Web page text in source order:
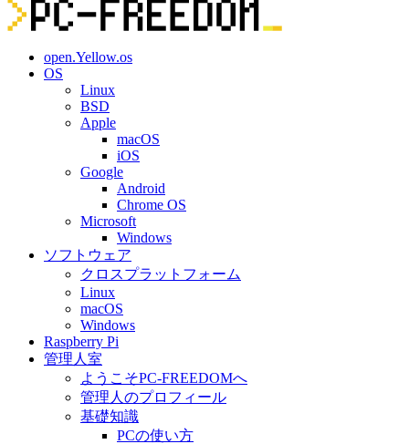
open.Yellow.os
OS
Linux
BSD
Apple
macOS
iOS
Google
Android
Chrome OS
Microsoft
Windows
ソフトウェア
クロスプラットフォーム
Linux
macOS
Windows
Raspberry Pi
管理人室
ようこそPC-FREEDOMへ
管理人のプロフィール
基礎知識
PCの使い方